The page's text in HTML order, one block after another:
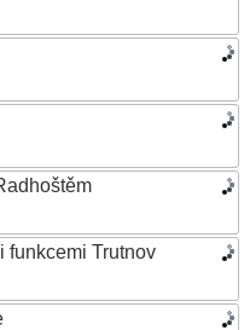
funkcemi Trutnov